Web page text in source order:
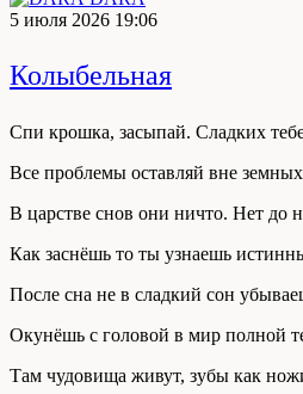
5 июля 2026 19:06
Колыбельная
Спи крошка, засыпай. Сладких
Все проблемы оставляй вне
В царстве снов они ничто. Нет до
Как заснёшь то ты узнаешь
После сна не в сладкий сон
Окунёшь с головой в мир полной
Там чудовища живут, зубы как